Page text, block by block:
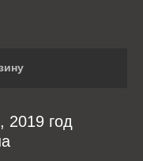
2019 год